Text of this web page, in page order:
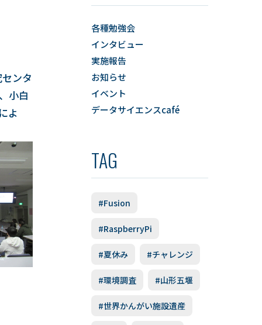
ンタ
小白
よ
各種勉強会
インタビュー
実施報告
お知らせ
イベント
データサイエンスcafé
TAG
#Fusion
#RaspberryPi
#夏休み #チャレンジ
#環境調査 #山形五堰
#世界かんがい施設遺産